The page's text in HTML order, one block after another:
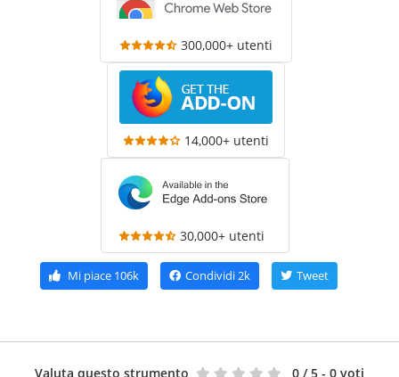
300,000+ utenti
14,000+ utenti
30,000+ utenti
Mi piace 106k Condividi2k Tweet
Valuta questo strumento 0 / 5 - 0 voti